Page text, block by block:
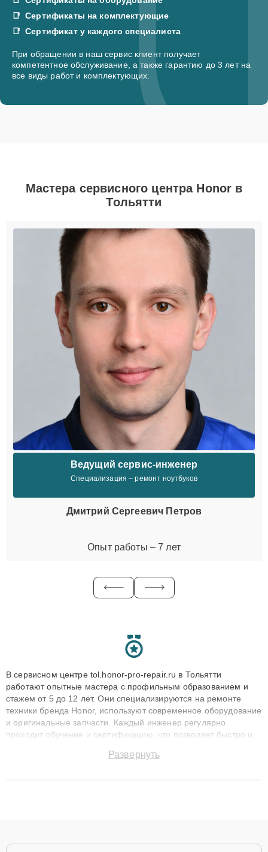
Сертификаты на комплектующие
Сертификат у каждого специалиста
При обращении в наш сервис клиент получает
компетентное обслуживание, а также гарантию до 3 лет на
все виды работ и комплектующих.
Мастера сервисного центра Honor в
Тольятти
Ведущий сервис-инженер
Специализация – ремонт ноутбуков
Дмитрий Сергеевич Петров
Опыт работы – 7 лет
В сервисном центре tol.honor-pro-repair.ru в Тольятти
работают опытные мастера с профильным образованием и
стажем от 5 до 12 лет. Они специализируются на ремонте
техники бренда Honor, используют современное оборудование
и оригинальные запчасти. Каждый инженер регулярно
проходит обучение и сертификацию, что позволяет быстро и
сохранением гарантии до 3 лет. Наши мастера решают
Развернуть